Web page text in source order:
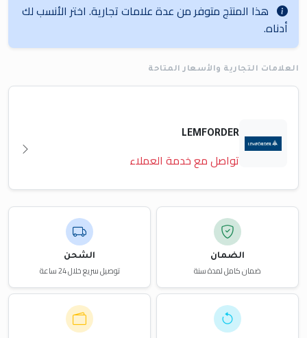
هذا المنتج متوفر من عدة علامات تجارية. اختر الأنسب لك
أدناه.
العلامات التجارية والأسعار المتاحة
LEMFORDER
تواصل مع خدمة العملاء
الضمان
ضمان كامل لمدة سنة
الشحن
توصيل سريع خلال 24 ساعة